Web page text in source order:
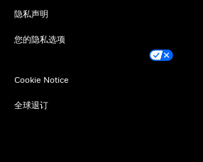
隐私声明
您的隐私选项
Cookie Notice
全球退订